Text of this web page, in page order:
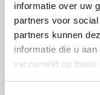
informatie over uw
partners voor
partners kunnen
informatie die u
verzameld op